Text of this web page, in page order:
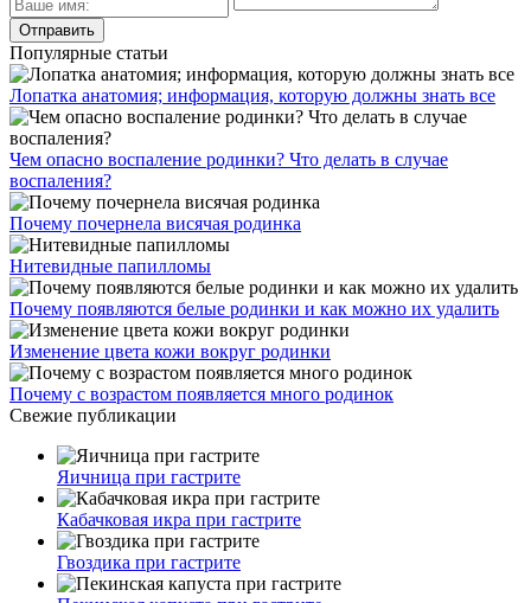
Популярные статьи
Лопатка анатомия; информация, которую должны знать все
Чем опасно воспаление родинки? Что делать в случае
воспаления?
Почему почернела висячая родинка
Нитевидные папилломы
Почему появляются белые родинки и как можно их удалить
Изменение цвета кожи вокруг родинки
Почему с возрастом появляется много родинок
Свежие публикации
Яичница при гастрите
Кабачковая икра при гастрите
Гвоздика при гастрите